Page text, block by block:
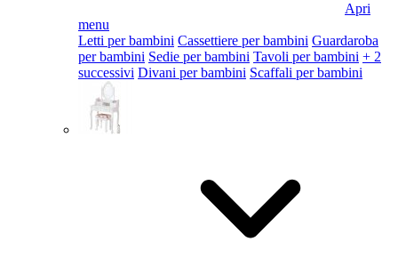
Apri
menu
Letti per bambini Cassettiere per bambini Guardaroba
per bambini Sedie per bambini Tavoli per bambini + 2
successivi Divani per bambini Scaffali per bambini